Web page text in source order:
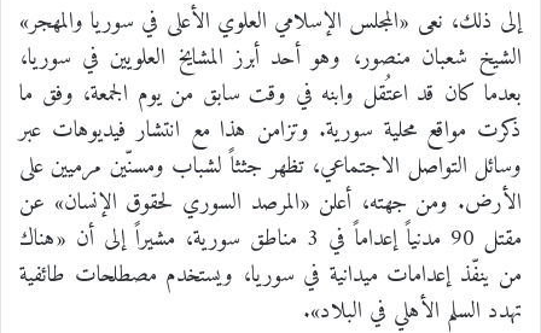
إلى ذلك، نعى «المجلس الإسلامي العلوي الأعلى في سوريا والمهجر»
الشيخ شعبان منصور، وهو أحد أبرز المشايخ العلويين في سوريا،
بعدما كان قد اعتُقل وابنه في وقت سابق من يوم الجمعة، وفق ما
ذكرت مواقع محلية سورية. وتزامن هذا مع انتشار فيديوهات عبر
وسائل التواصل الاجتماعي، تظهر جثثاً لشباب ومسنّين مرميين على
الأرض. ومن جهته، أعلن «المرصد السوري لحقوق الإنسان» عن
مقتل 90 مدنياً إعداماً في 3 مناطق سورية، مشيراً إلى أن «هناك
من ينفّذ إعدامات ميدانية في سوريا، ويستخدم مصطلحات طائفية
تهدد السلم الأهلي في البلاد».